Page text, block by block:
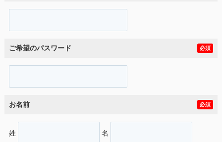
ご希望のパスワード 必須
お名前 必須
姓 名